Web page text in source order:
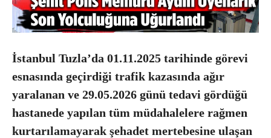
İstanbul Tuzla’da 01.11.2025 tarihinde görevi
esnasında geçirdiği trafik kazasında ağır
yaralanan ve 29.05.2026 günü tedavi gördüğü
hastanede yapılan tüm müdahalelere rağmen
kurtarılamayarak şehadet mertebesine ulaşan